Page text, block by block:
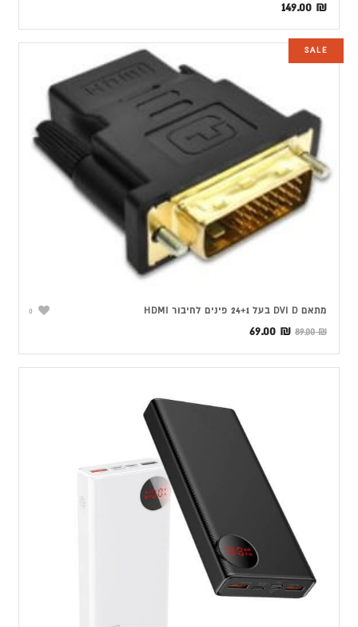
149.00 ₪
SALE
0 מתאם DVI D בעל 24+1 פינים לחיבור HDMI
89.00₪
המחיר
היה:
69.00 ₪
המחיר
הוא: